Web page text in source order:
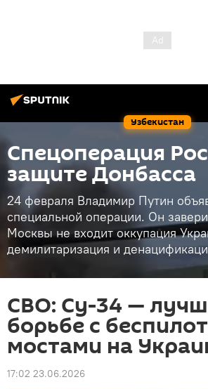
Узбекистан
Спецоперация
защите Донбасса
24 февраля Владимир Путин
специальной операции. Он
Москвы не входит оккупация
демилитаризация и
СВО: Су-34 —
борьбе с
мостами на
17:02 23.06.2026